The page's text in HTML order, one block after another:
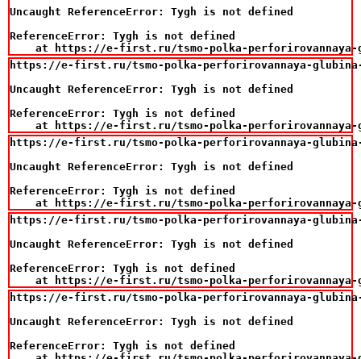
Uncaught ReferenceError: Tygh is not defined
ReferenceError: Tygh is not defined
at https://e-first.ru/tsmo-polka-
https://e-first.ru/tsmo-polka-perforirovannaya-glubina-
Uncaught ReferenceError: Tygh is not defined
ReferenceError: Tygh is not defined
at https://e-first.ru/tsmo-polka-
https://e-first.ru/tsmo-polka-perforirovannaya-glubina-
Uncaught ReferenceError: Tygh is not defined
ReferenceError: Tygh is not defined
at https://e-first.ru/tsmo-polka-
https://e-first.ru/tsmo-polka-perforirovannaya-glubina-
Uncaught ReferenceError: Tygh is not defined
ReferenceError: Tygh is not defined
at https://e-first.ru/tsmo-polka-
https://e-first.ru/tsmo-polka-perforirovannaya-glubina-
Uncaught ReferenceError: Tygh is not defined
ReferenceError: Tygh is not defined